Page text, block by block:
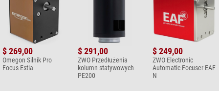
$ 269,00
Omegon Silnik Pro
Focus Estia
$ 291,00
ZWO Przedłużenia
kolumn statywowych
PE200
$ 249,00
ZWO Electronic
Automatic Focuser EAF
N